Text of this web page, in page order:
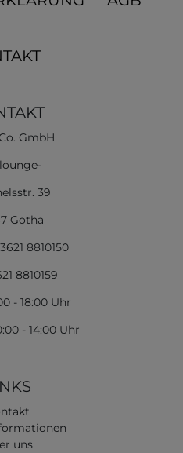
GmbH
39
Gotha
8810150
8810159
- 18:00 Uhr
- 14:00 Uhr
uns